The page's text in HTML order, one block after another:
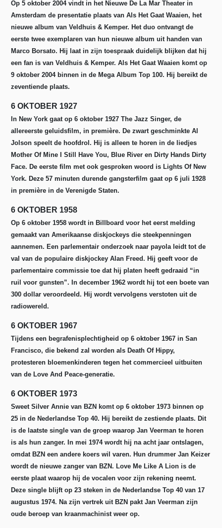
Op 5 oktober 2004 vindt in het Nieuwe De La Mar Theater in
Amsterdam de presentatie plaats van Als Het Gaat Waaien, het
nieuwe album van Veldhuis & Kemper. Het duo ontvangt de
eerste twee exemplaren van hun nieuwe album uit handen van
Marco Borsato. Hij laat in zijn toespraak duidelijk blijken dat hij
een fan is van Veldhuis & Kemper. Als Het Gaat Waaien komt op
9 oktober 2004 binnen in de Mega Album Top 100. Hij bereikt de
zeventiende plaats.
6 OKTOBER 1927
In New York gaat op 6 oktober 1927 The Jazz Singer, de
allereerste geluidsfilm, in première. De zwart geschminkte Al
Jolson speelt de hoofdrol. Hij is alleen te horen in de liedjes
Mother Of Mine I Still Have You, Blue River en Dirty Hands Dirty
Face. De eerste film met ook gesproken woord is Lights Of New
York. Deze 57 minuten durende gangsterfilm gaat op 6 juli 1928
in première in de Verenigde Staten.
6 OKTOBER 1958
Op 6 oktober 1958 wordt in Billboard voor het eerst melding
gemaakt van Amerikaanse diskjockeys die steekpenningen
aannemen. Een parlementair onderzoek naar payola leidt tot de
val van de populaire diskjockey Alan Freed. Hij geeft voor de
parlementaire commissie toe dat hij platen heeft gedraaid “in
ruil voor gunsten”. In december 1962 wordt hij tot een boete van
300 dollar veroordeeld. Hij wordt vervolgens verstoten uit de
radiowereld.
6 OKTOBER 1967
Tijdens een begrafenisplechtigheid op 6 oktober 1967 in San
Francisco, die bekend zal worden als Death Of Hippy,
protesteren bloemenkinderen tegen het commercieel uitbuiten
van de Love And Peace-generatie.
6 OKTOBER 1973
Sweet Silver Annie van BZN komt op 6 oktober 1973 binnen op
25 in de Nederlandse Top 40. Hij bereikt de zestiende plaats. Dit
is de laatste single van de groep waarop Jan Veerman te horen
is als hun zanger. In mei 1974 wordt hij na acht jaar ontslagen,
omdat BZN een andere koers wil varen. Hun drummer Jan Keizer
wordt de nieuwe zanger van BZN. Love Me Like A Lion is de
eerste plaat waarop hij de vocalen voor zijn rekening neemt.
Deze single blijft op 23 steken in de Nederlandse Top 40 van 17
augustus 1974. Na zijn vertrek uit BZN pakt Jan Veerman zijn
oude beroep van kraanmachinist weer op.